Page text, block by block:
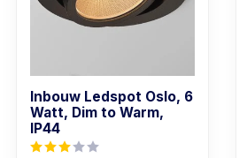
Inbouw Ledspot Oslo, 6
Watt, Dim to Warm,
IP44